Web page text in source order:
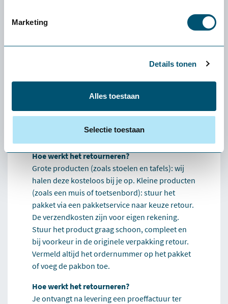
Marketing
Details tonen
Alles toestaan
Selectie toestaan
Wat kost de proefplaatsing?
De levering en proefplaatsingsperiode zijn
muis of toetsenbord) wilt retourneren, zijn de
Wat als het product niet bij mij past?
Dan helpen we je persoonlijk een alternatief te
verzorgen we de retour.
Hoe werkt het retourneren?
Grote producten (zoals stoelen en tafels): wij
halen deze kosteloos bij je op. Kleine producten
(zoals een muis of toetsenbord): stuur het
pakket via een pakketservice naar keuze retour.
De verzendkosten zijn voor eigen rekening.
Stuur het product graag schoon, compleet en
bij voorkeur in de originele verpakking retour.
Vermeld altijd het ordernummer op het pakket
of voeg de pakbon toe.
Hoe werkt het retourneren?
Je ontvangt na levering een proeffactuur ter